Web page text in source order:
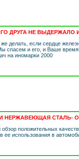
ДРУГА НЕ ВЫДЕРЖАЛО
делать, если сердце
спасем и его, и Ваше
на иномарки 2000
НЕРЖАВЕЮЩАЯ СТАЛЬ-
обзор положительных
ее использования в